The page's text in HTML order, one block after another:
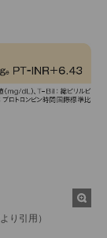
り引用）